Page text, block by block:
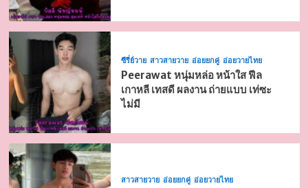
ซีรี่ย์วาย สาวสายวาย อ่อยยกคู่ อ่อยวายไทย
Peerawat หนุ่มหล่อ หน้าใส ฟีล
เกาหลี เทสดี ผลงาน ถ่ายแบบ เท่ซะ
ไม่มี
สาวสายวาย อ่อยยกคู่ อ่อยวายไทย